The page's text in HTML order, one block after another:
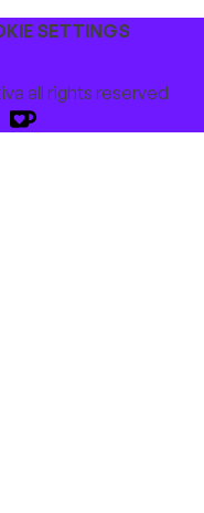
SETTINGS
all rights reserved